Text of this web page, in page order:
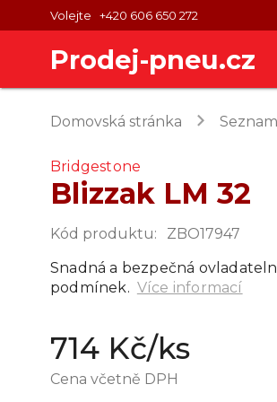
Volejte +420 606 650 272
Prodej-pneu.cz
Domovská stránka keyboard_arrow_right
Bridgestone
Blizzak LM 32
Kód produktu: ZBO17947
Snadná a bezpečná
podmínek. Více informací
714 Kč/ks
Cena včetně DPH